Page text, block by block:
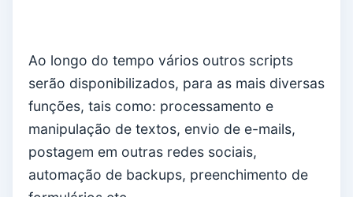
Ao longo do tempo vários outros scripts
serão disponibilizados, para as mais diversas
funções, tais como: processamento e
manipulação de textos, envio de e-mails,
postagem em outras redes sociais,
automação de backups, preenchimento de